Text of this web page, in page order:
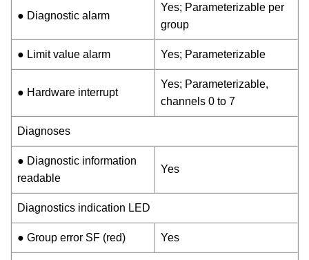
● Diagnostic alarm
Yes; Parameterizable per
group
● Limit value alarm Yes; Parameterizable
● Hardware interrupt
Yes; Parameterizable,
channels 0 to 7
Diagnoses
● Diagnostic information
readable
Yes
Diagnostics indication LED
● Group error SF (red) Yes